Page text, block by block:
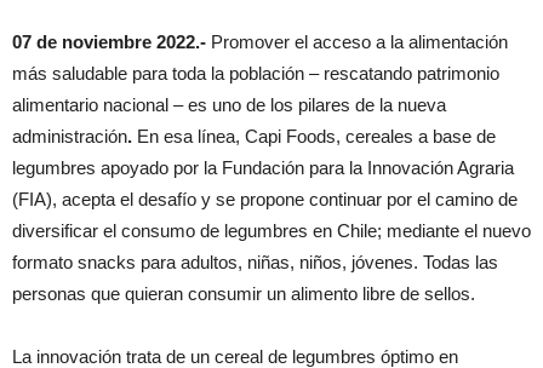
07 de noviembre 2022.- Promover el acceso a la alimentación
más saludable para toda la población – rescatando patrimonio
alimentario nacional – es uno de los pilares de la nueva
administración. En esa línea, Capi Foods, cereales a base de
legumbres apoyado por la Fundación para la Innovación Agraria
(FIA), acepta el desafío y se propone continuar por el camino de
diversificar el consumo de legumbres en Chile; mediante el nuevo
formato snacks para adultos, niñas, niños, jóvenes. Todas las
personas que quieran consumir un alimento libre de sellos.
La innovación trata de un cereal de legumbres óptimo en